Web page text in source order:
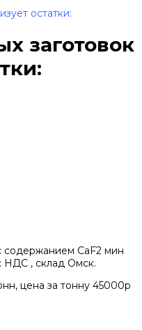
остатки:
заготовок
CaF2 мин
НДС , склад Омск.
цена за тонну 45000р